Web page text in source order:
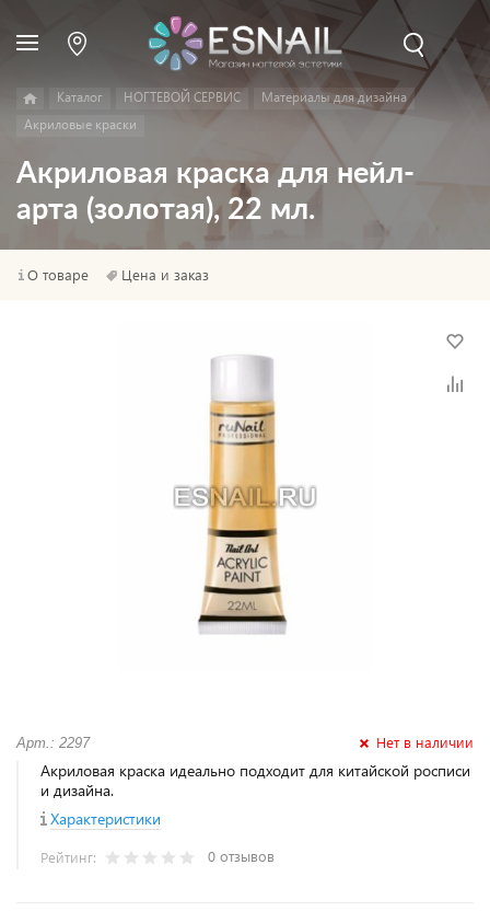
Каталог НОГТЕВОЙ СЕРВИС
Материалы для дизайна
Акриловые краски
Акриловая краска для нейл-
арта (золотая), 22 мл.
О товаре Цена и заказ
Арт.: 2297 Нет в наличии
Акриловая краска идеально подходит для китайской росписи
и дизайна.
Характеристики
Рейтинг: 0 отзывов